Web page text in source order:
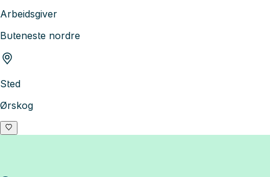
Arbeidsgiver
Buteneste nordre
Sted
Ørskog